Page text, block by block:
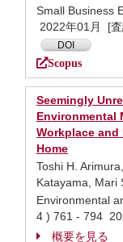
Small Business
2022年01月 [
DOI
Scopus
Seemingly
Environmental
Workplace and
Home
Toshi H.
Katayama, Mari
Environmental
4 ) 761 - 794
概要を見る